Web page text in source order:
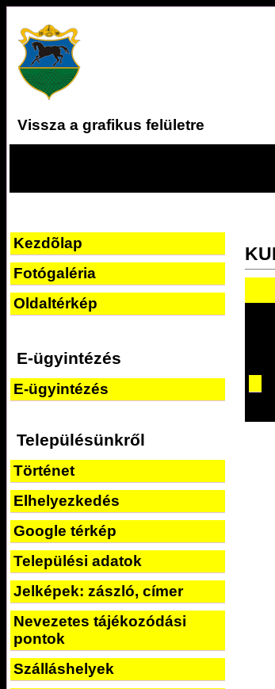
Vissza a grafikus felületre
Kezdõlap
Fotógaléria
Oldaltérkép
E-ügyintézés
E-ügyintézés
Településünkről
Történet
Elhelyezkedés
Google térkép
Települési adatok
Jelképek: zászló, címer
Nevezetes tájékozódási
pontok
Szálláshelyek